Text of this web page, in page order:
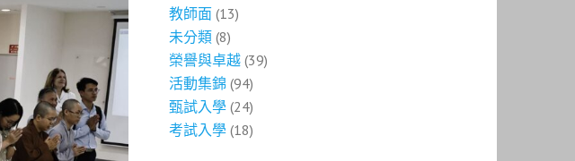
教師面 (13)
未分類 (8)
榮譽與卓越 (39)
活動集錦 (94)
甄試入學 (24)
考試入學 (18)